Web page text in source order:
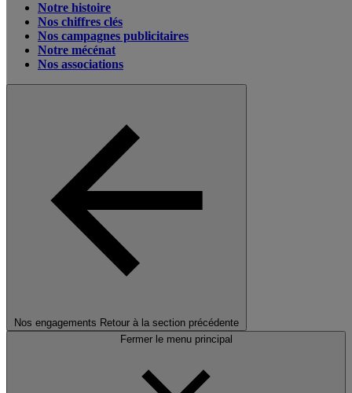
Notre histoire
Nos chiffres clés
Nos campagnes publicitaires
Notre mécénat
Nos associations
Nos engagements Retour à la section précédente
Fermer le menu principal